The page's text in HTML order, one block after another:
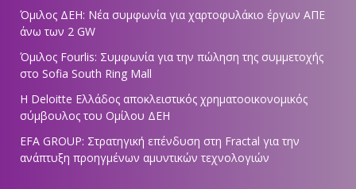
Όμιλος ΔΕΗ: Νέα συμφωνία για χαρτοφυλάκιο έργων ΑΠΕ
άνω των 2 GW
Όμιλος Fourlis: Συμφωνία για την πώληση της συμμετοχής
στο Sofia South Ring Mall
Η Deloitte Ελλάδος αποκλειστικός χρηματοοικονομικός
σύμβουλος του Ομίλου ΔΕΗ
EFA GROUP: Στρατηγική επένδυση στη Fractal για την
ανάπτυξη προηγμένων αμυντικών τεχνολογιών